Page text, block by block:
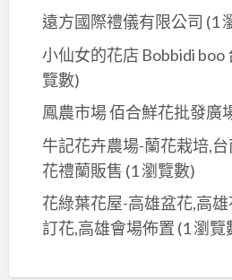
遠方國際禮儀有限公司 (1
小仙女的花店 Bobbidi boo
覽數)
鳳農市場 佰合鮮花批發廣
牛記花卉農場-蘭花栽培,
花禮蘭販售 (1 瀏覽數)
花綠葉花屋-高雄盆花,高
訂花,高雄會場佈置 (1 瀏覽